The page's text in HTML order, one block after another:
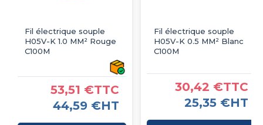
Fil électrique souple
H05V-K 1.0 MM² Rouge
C100M
53,51 €TTC
44,59 €HT
Fil électrique souple
H05V-K 0.5 MM² Blanc
C100M
30,42 €TTC
25,35 €HT